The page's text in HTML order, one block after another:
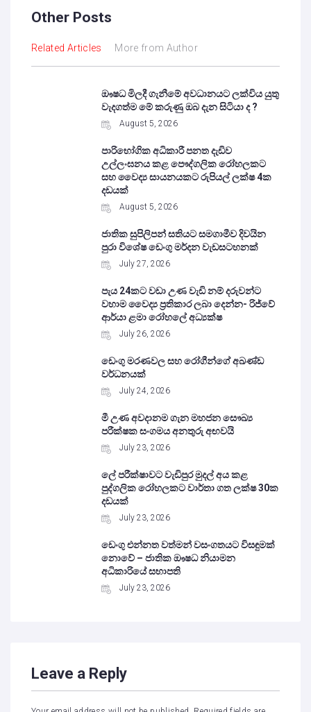
Other Posts
Related Articles More from Author
ඖෂධ මිලදී ගැනීමේ අවධානයට ලක්විය යුතු
වැදගත්ම මේ කරුණු ඔබ දැන සිටියා ද ?
August 5, 2026
පාරිභෝගික අධිකාරී පනත දැඩිව
උල්ලංඝනය කළ පෞද්ගලික රෝහලකට
සහ වෛද්‍ය සායනයකට රුපියල් ලක්ෂ 4ක
දඩයක්
August 5, 2026
ජාතික සුපිලිපන් සතියට සමගාමීව දිවයින
පුරා විශේෂ ඩෙංගු මර්දන වැඩසටහනක්
July 27, 2026
පැය 24කට වඩා උණ වැඩි නම් දරුවන්ට
වහාම වෛද්‍ය ප්‍රතිකාර ලබා දෙන්න- රිජ්වේ
ආර්යා ළමා රෝහලේ අධ්‍යක්ෂ
July 26, 2026
ඩෙංගු මරණවල සහ රෝගීන්ගේ අඛණ්ඩ
වර්ධනයක්
July 24, 2026
මී උණ අවදානම ගැන මහජන සෞඛ්‍ය
පරීක්ෂක සංගමය අනතුරු අඟවයි
July 23, 2026
ලේ පරීක්ෂාවට වැඩිපුර මුදල් අය කළ
පුද්ගලික රෝහලකට වාර්තා ගත ලක්ෂ 30ක
දඩයක්
July 23, 2026
ඩෙංගු එන්නත වත්මන් වසංගතයට විසඳුමක්
නොවේ – ජාතික ඖෂධ නියාමන
අධිකාරියේ සභාපති
July 23, 2026
Leave a Reply